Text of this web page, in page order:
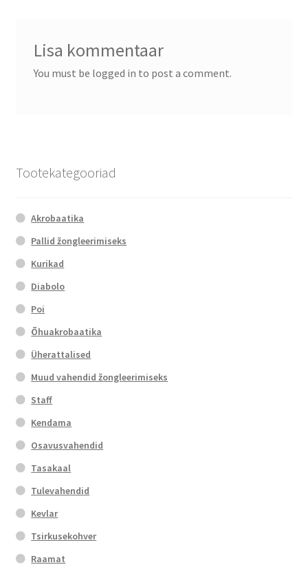
Lisa kommentaar
You must be logged in to post a comment.
Tootekategooriad
Akrobaatika
Pallid žongleerimiseks
Kurikad
Diabolo
Poi
Õhuakrobaatika
Üherattalised
Muud vahendid žongleerimiseks
Staff
Kendama
Osavusvahendid
Tasakaal
Tulevahendid
Kevlar
Tsirkusekohver
Raamat